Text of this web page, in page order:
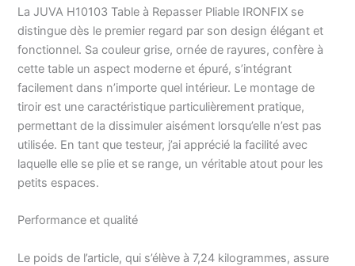
housse et kit de fixation
– JUVA Fittings powered
by Heimwerkertools
Produit de qualité
fabriqué en Allemagne –
Contenu de la livraison :
1 planche à repasser
encastrable IRONFIX
avec tiroir coulissant,
housse et kit de fixation
– JUVA powered by
repasser encastrable
La JUVA H10103 Table à Repasser Pliable IRONFIX se
distingue dès le premier regard par son design élégant et
fonctionnel. Sa couleur grise, ornée de rayures, confère à
cette table un aspect moderne et épuré, s’intégrant
facilement dans n’importe quel intérieur. Le montage de
tiroir est une caractéristique particulièrement pratique,
permettant de la dissimuler aisément lorsqu’elle n’est pas
utilisée. En tant que testeur, j’ai apprécié la facilité avec
laquelle elle se plie et se range, un véritable atout pour les
petits espaces.
Performance et qualité
Le poids de l’article, qui s’élève à 7,24 kilogrammes, assure